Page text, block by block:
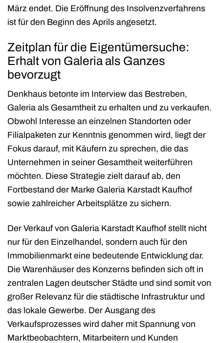
März endet. Die Eröffnung des Insolvenzverfahrens
ist für den Beginn des Aprils angesetzt.
Zeitplan für die Eigentümersuche:
Erhalt von Galeria als Ganzes
bevorzugt
Denkhaus betonte im Interview das Bestreben,
Galeria als Gesamtheit zu erhalten und zu verkaufen.
Obwohl Interesse an einzelnen Standorten oder
Filialpaketen zur Kenntnis genommen wird, liegt der
Fokus darauf, mit Käufern zu sprechen, die das
Unternehmen in seiner Gesamtheit weiterführen
möchten. Diese Strategie zielt darauf ab, den
Fortbestand der Marke Galeria Karstadt Kaufhof
sowie zahlreicher Arbeitsplätze zu sichern.
Der Verkauf von Galeria Karstadt Kaufhof stellt nicht
nur für den Einzelhandel, sondern auch für den
Immobilienmarkt eine bedeutende Entwicklung dar.
Die Warenhäuser des Konzerns befinden sich oft in
zentralen Lagen deutscher Städte und sind somit von
großer Relevanz für die städtische Infrastruktur und
das lokale Gewerbe. Der Ausgang des
Verkaufsprozesses wird daher mit Spannung von
Marktbeobachtern, Mitarbeitern und Kunden